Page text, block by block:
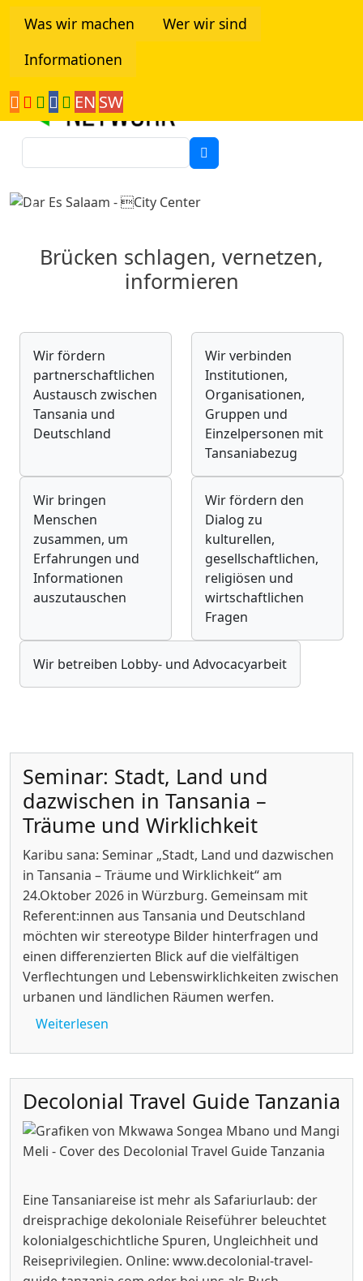
Was wir machen
Wer wir sind
Informationen
EN SW
Previous
Brücken schlagen, vernetzen,
informieren
Wir fördern
partnerschaftlichen
Austausch zwischen
Tansania und
Deutschland
Wir verbinden
Institutionen,
Organisationen,
Gruppen und
Einzelpersonen mit
Tansaniabezug
Wir bringen
Menschen
zusammen, um
Erfahrungen und
Informationen
auszutauschen
Wir fördern den
Dialog zu
kulturellen,
gesellschaftlichen,
religiösen und
wirtschaftlichen
Fragen
Wir betreiben Lobby- und Advocacyarbeit
Seminar: Stadt, Land und
dazwischen in Tansania –
Träume und Wirklichkeit
Karibu sana: Seminar „Stadt, Land und dazwischen
in Tansania – Träume und Wirklichkeit“ am
24.Oktober 2026 in Würzburg. Gemeinsam mit
Referent:innen aus Tansania und Deutschland
möchten wir stereotype Bilder hinterfragen und
einen differenzierten Blick auf die vielfältigen
Verflechtungen und Lebenswirklichkeiten zwischen
urbanen und ländlichen Räumen werfen.
Weiterlesen
Decolonial Travel Guide Tanzania
Eine Tansaniareise ist mehr als Safariurlaub: der
dreisprachige dekoloniale Reiseführer beleuchtet
kolonialgeschichtliche Spuren, Ungleichheit und
Reiseprivilegien. Online: www.decolonial-travel-